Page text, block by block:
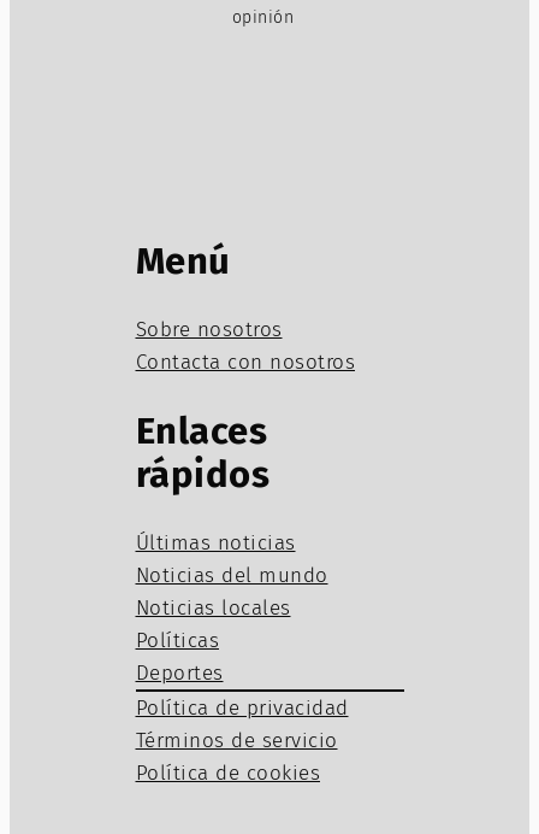
opinión
Menú
Sobre nosotros
Contacta con nosotros
Enlaces
rápidos
Últimas noticias
Noticias del mundo
Noticias locales
Políticas
Deportes
Política de privacidad
Términos de servicio
Política de cookies